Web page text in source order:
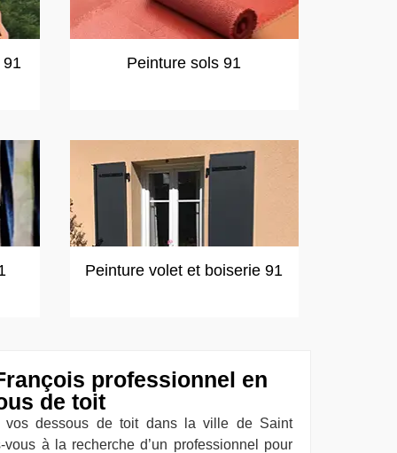
91 Peinture sols 91
Peinture volet et boiserie 91
professionnel en
de toit
vos dessous de toit dans la ville de Saint
à la recherche d’un professionnel pour